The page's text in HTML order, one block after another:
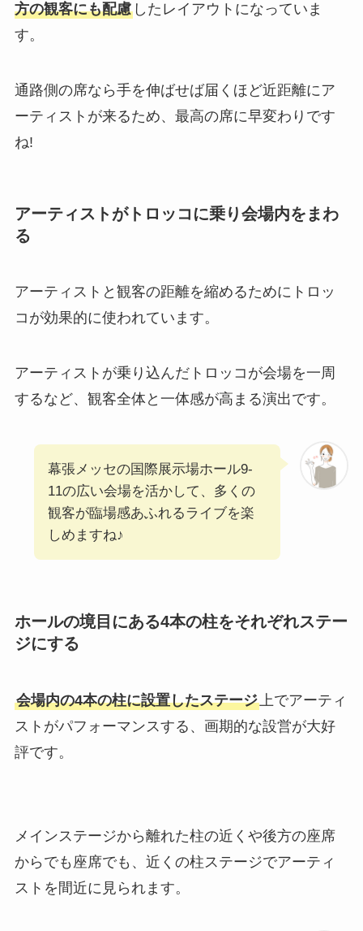
方の観客にも配慮したレイアウトになっていま
す。
通路側の席なら手を伸ばせば届くほど近距離にア
ーティストが来るため、最高の席に早変わりです
ね!
アーティストがトロッコに乗り会場内をまわ
る
アーティストと観客の距離を縮めるためにトロッ
コが効果的に使われています。
アーティストが乗り込んだトロッコが会場を一周
するなど、観客全体と一体感が高まる演出です。
幕張メッセの国際展示場ホール9-
11の広い会場を活かして、多くの
観客が臨場感あふれるライブを楽
しめますね♪
ホールの境目にある4本の柱をそれぞれステー
ジにする
会場内の4本の柱に設置したステージ上でアーティ
ストがパフォーマンスする、画期的な設営が大好
評です。
メインステージから離れた柱の近くや後方の座席
からでも座席でも、近くの柱ステージでアーティ
ストを間近に見られます。